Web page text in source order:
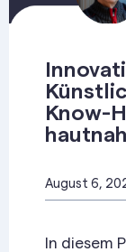
Know-
hautnah
August 6,
In diesem